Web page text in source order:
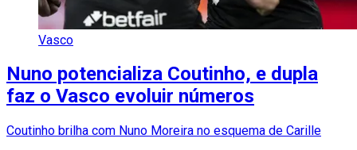
Vasco
Nuno potencializa Coutinho, e dupla
faz o Vasco evoluir números
Coutinho brilha com Nuno Moreira no esquema de Carille